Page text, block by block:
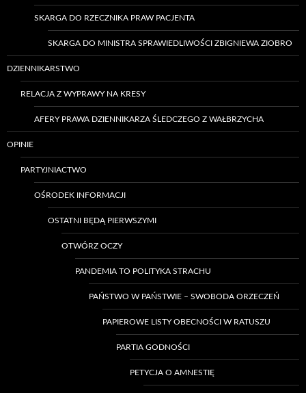
SKARGA DO RZECZNIKA PRAW PACJENTA
SKARGA DO MINISTRA SPRAWIEDLIWOŚCI ZBIGNIEWA ZIOBRO
DZIENNIKARSTWO
RELACJA Z WYPRAWY NA KRESY
AFERY PRAWA DZIENNIKARZA ŚLEDCZEGO Z WAŁBRZYCHA
OPINIE
PARTYJNIACTWO
OŚRODEK INFORMACJI
OSTATNI BĘDĄ PIERWSZYMI
OTWÓRZ OCZY
PANDEMIA TO POLITYKA STRACHU
PAŃSTWO W PAŃSTWIE – SWOBODA ORZECZEŃ
PAPIEROWE LISTY OBECNOŚCI W RATUSZU
PARTIA GODNOŚCI
PETYCJA O AMNESTIĘ